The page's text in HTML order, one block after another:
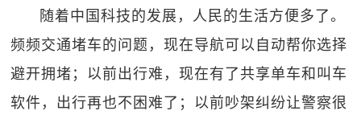
随着中国科技的发展，人民的生活方便多了。
频频交通堵车的问题，现在导航可以自动帮你选择
避开拥堵；以前出行难，现在有了共享单车和叫车
软件，出行再也不困难了；以前吵架纠纷让警察很